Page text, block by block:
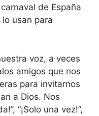
de España
lo usan para
voz, a veces
amigos que nos
para invitarnos
a Dios. Nos
“¡Solo una vez!”,